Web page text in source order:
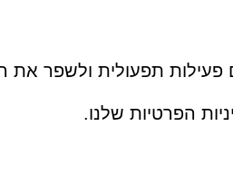
תפעולית ולשפר
הפרטיות שלנו.